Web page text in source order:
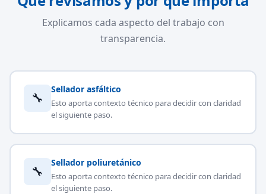
Explicamos cada aspecto del trabajo con
transparencia.
🔧
Sellador asfáltico
Esto aporta contexto técnico para decidir con claridad
el siguiente paso.
🔧
Sellador poliuretánico
Esto aporta contexto técnico para decidir con claridad
el siguiente paso.